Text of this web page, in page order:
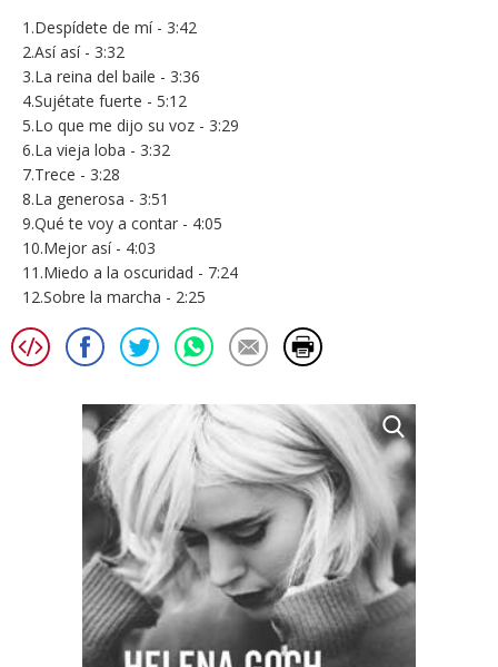
1.Despídete de mí - 3:42
2.Así así - 3:32
3.La reina del baile - 3:36
4.Sujétate fuerte - 5:12
5.Lo que me dijo su voz - 3:29
6.La vieja loba - 3:32
7.Trece - 3:28
8.La generosa - 3:51
9.Qué te voy a contar - 4:05
10.Mejor así - 4:03
11.Miedo a la oscuridad - 7:24
12.Sobre la marcha - 2:25